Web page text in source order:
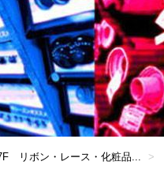
リボン・レース・化粧品...